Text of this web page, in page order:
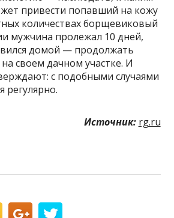
привести попавший на кожу
количествах борщевиковый
мужчина пролежал 10 дней,
домой — продолжать
своем дачном участке. И
с подобными случаями
регулярно.
Источник: rg.ru